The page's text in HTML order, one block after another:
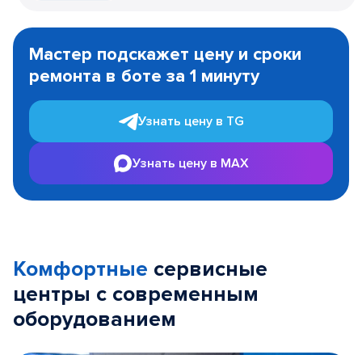
1
Мастер подскажет цену и сроки
ремонта в боте за 1 минуту
Узнать цену в TG
Узнать цену в MAX
Комфортные сервисные
центры с современным
оборудованием